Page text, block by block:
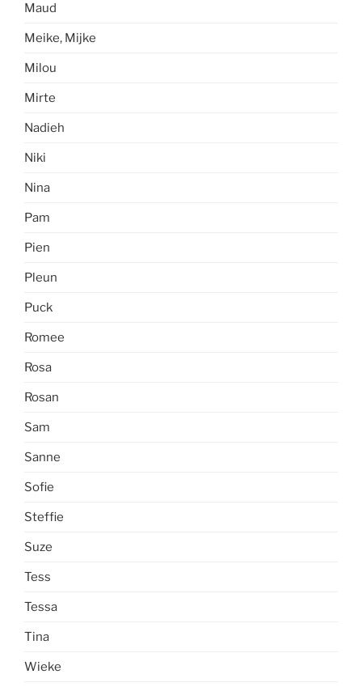
Maud
Meike, Mijke
Milou
Mirte
Nadieh
Niki
Nina
Pam
Pien
Pleun
Puck
Romee
Rosa
Rosan
Sam
Sanne
Sofie
Steffie
Suze
Tess
Tessa
Tina
Wieke